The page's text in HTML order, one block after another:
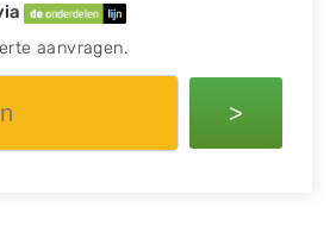
aanvragen.
>